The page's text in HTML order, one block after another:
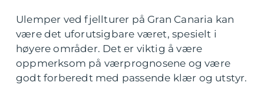
Ulemper ved fjellturer på Gran Canaria kan
være det uforutsigbare været, spesielt i
høyere områder. Det er viktig å være
oppmerksom på værprognosene og være
godt forberedt med passende klær og utstyr.